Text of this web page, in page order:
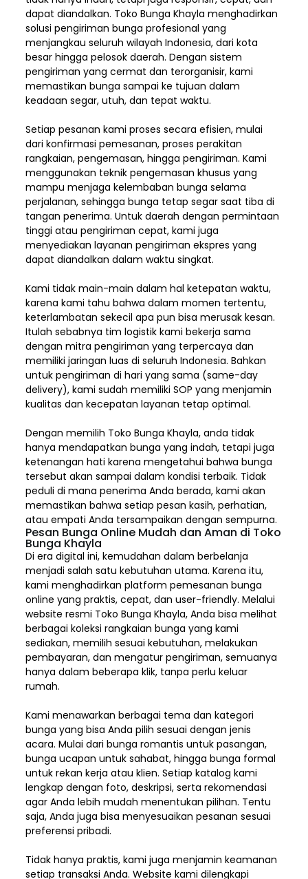
dapat diandalkan. Toko Bunga Khayla menghadirkan
solusi pengiriman bunga profesional yang
menjangkau seluruh wilayah Indonesia,dari kota
besar hingga pelosok daerah. Dengan sistem
pengiriman yang cermat dan terorganisir, kami
memastikan bunga sampai ke tujuan dalam
keadaan segar, utuh, dan tepat waktu.
Setiap pesanan kami proses secara efisien, mulai
dari konfirmasi pemesanan, proses perakitan
rangkaian, pengemasan, hingga pengiriman. Kami
menggunakan teknik pengemasan khusus yang
mampu menjaga kelembaban bunga selama
perjalanan, sehingga bunga tetap segar saat tiba di
tangan penerima. Untuk daerah dengan permintaan
tinggi atau pengiriman cepat, kami juga
menyediakan layanan pengiriman ekspres yang
dapat diandalkan dalam waktu singkat.
Kami tidak main-main dalam hal ketepatan waktu,
karena kami tahu bahwa dalam momen tertentu,
keterlambatan sekecil apa pun bisa merusak kesan.
Itulah sebabnya tim logistik kami bekerja sama
dengan mitra pengiriman yang terpercaya dan
memiliki jaringan luas di seluruh Indonesia. Bahkan
untuk pengiriman di hari yang sama (same-day
delivery), kami sudah memiliki SOP yang menjamin
kualitas dan kecepatan layanan tetap optimal.
Dengan memilih Toko Bunga Khayla, anda tidak
hanya mendapatkan bunga yang indah, tetapi juga
ketenangan hati karena mengetahui bahwa bunga
tersebut akan sampai dalam kondisi terbaik. Tidak
peduli di mana penerima Anda berada, kami akan
memastikan bahwa setiap pesan kasih, perhatian,
atau empati Anda tersampaikan dengan sempurna.
Pesan Bunga Online Mudah dan Aman di Toko
Bunga Khayla
Di era digital ini, kemudahan dalam berbelanja
menjadi salah satu kebutuhan utama. Karena itu,
kami menghadirkan platform pemesanan bunga
online yang praktis, cepat, dan user-friendly. Melalui
website resmi Toko Bunga Khayla, Anda bisa melihat
berbagai koleksi rangkaian bunga yang kami
sediakan, memilih sesuai kebutuhan, melakukan
pembayaran, dan mengatur pengiriman,semuanya
hanya dalam beberapa klik, tanpa perlu keluar
rumah.
Kami menawarkan berbagai tema dan kategori
bunga yang bisa Anda pilih sesuai dengan jenis
acara. Mulai dari bunga romantis untuk pasangan,
bunga ucapan untuk sahabat, hingga bunga formal
untuk rekan kerja atau klien. Setiap katalog kami
lengkap dengan foto, deskripsi, serta rekomendasi
agar Anda lebih mudah menentukan pilihan. Tentu
saja, Anda juga bisa menyesuaikan pesanan sesuai
preferensi pribadi.
Tidak hanya praktis, kami juga menjamin keamanan
setiap transaksi Anda. Website kami dilengkapi